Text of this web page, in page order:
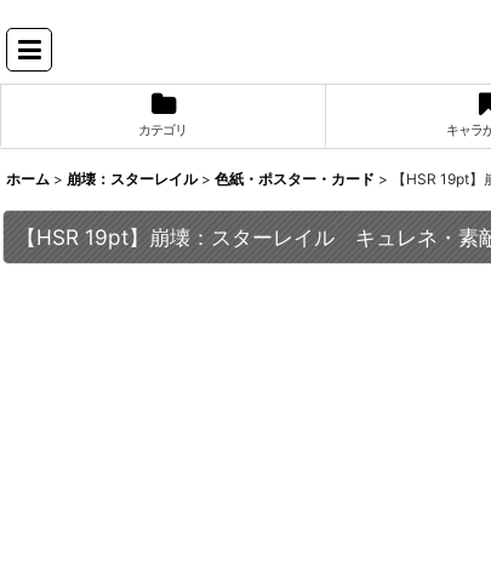
カテゴリ キャラ
ホーム > 崩壊：スターレイル > 色紙・ポスター・カード > 【HSR 19pt
【HSR 19pt】崩壊：スターレイル キュレネ・